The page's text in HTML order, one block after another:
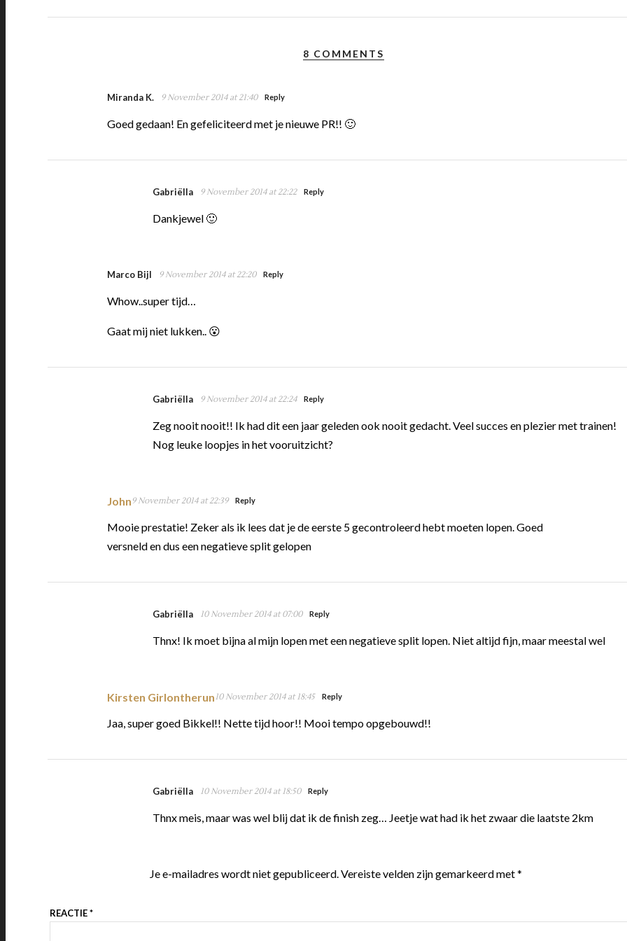
8 COMMENTS
Miranda K. 9 November 2014 at 21:40 Reply
Goed gedaan! En gefeliciteerd met je nieuwe PR!! 🙂
Gabriëlla 9 November 2014 at 22:22 Reply
Dankjewel 🙂
Marco Bijl 9 November 2014 at 22:20 Reply
Whow..super tijd…
Gaat mij niet lukken.. 😮
Gabriëlla 9 November 2014 at 22:24 Reply
Zeg nooit nooit!! Ik had dit een jaar geleden ook nooit gedacht. Veel succes en plezier met trainen!
Nog leuke loopjes in het vooruitzicht?
John 9 November 2014 at 22:39 Reply
Mooie prestatie! Zeker als ik lees dat je de eerste 5 gecontroleerd hebt moeten lopen. Goed
versneld en dus een negatieve split gelopen
Gabriëlla 10 November 2014 at 07:00 Reply
Thnx! Ik moet bijna al mijn lopen met een negatieve split lopen. Niet altijd fijn, maar meestal wel
Kirsten Girlontherun10 November 2014 at 18:45 Reply
Jaa, super goed Bikkel!! Nette tijd hoor!! Mooi tempo opgebouwd!!
Gabriëlla 10 November 2014 at 18:50 Reply
Thnx meis, maar was wel blij dat ik de finish zeg… Jeetje wat had ik het zwaar die laatste 2km
Je e-mailadres wordt niet gepubliceerd.Vereiste velden zijn gemarkeerd met*
REACTIE*